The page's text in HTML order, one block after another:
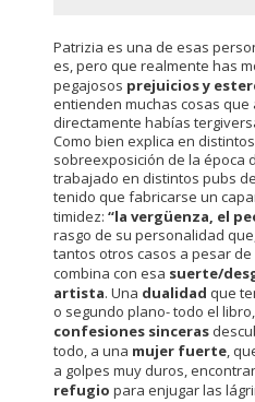
Patrizia es una de esas
es, pero que realmente has
pegajosos prejuicios y
entienden muchas cosas que
directamente habías
Como bien explica en
sobreexposición de la época
trabajado en distintos pubs
tenido que fabricarse un
timidez: “la vergüenza, el
rasgo de su personalidad
tantos otros casos a pesar
combina con esa suerte/
artista. Una dualidad que
o segundo plano- todo el
confesiones sinceras
todo, a una mujer fuerte,
a golpes muy duros,
refugio para enjugar las